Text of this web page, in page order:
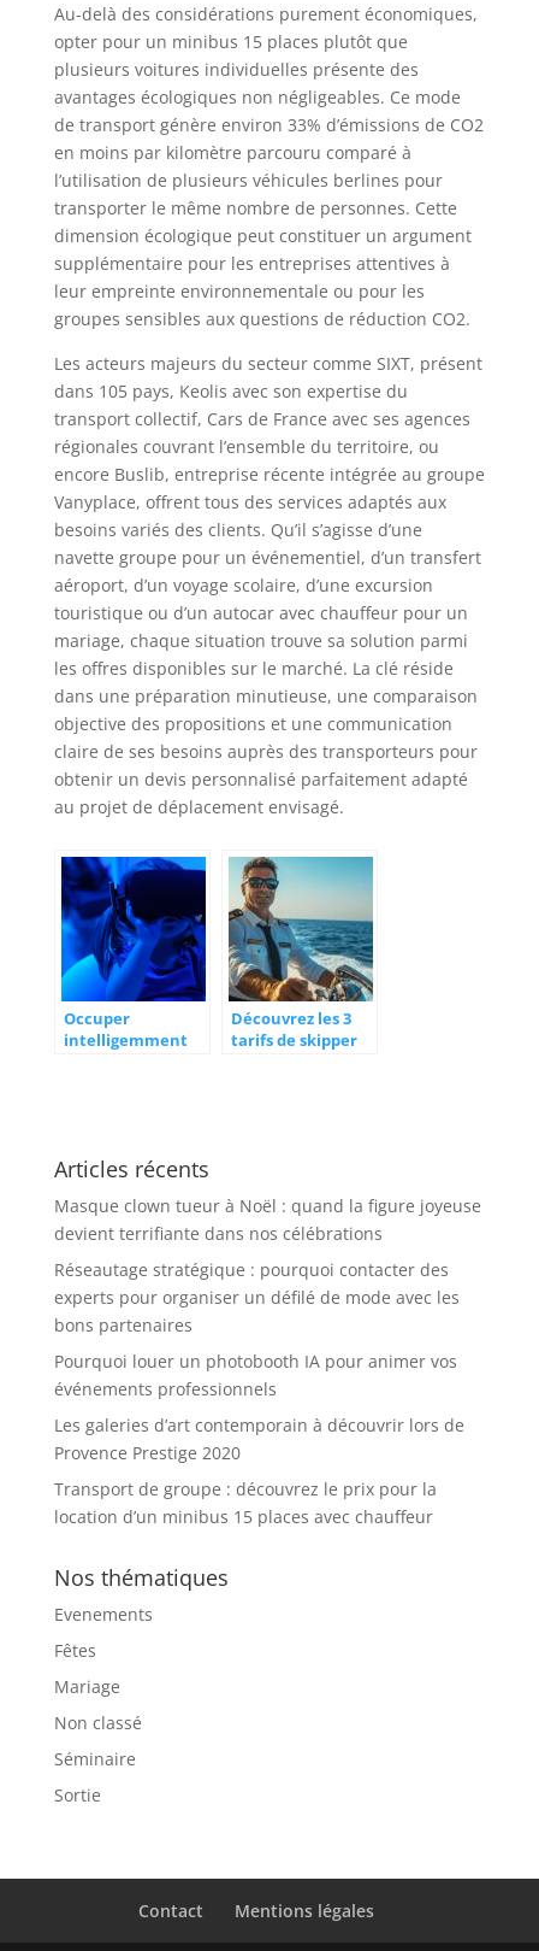
Au-delà des considérations purement économiques,
opter pour un minibus 15 places plutôt que
plusieurs voitures individuelles présente des
avantages écologiques non négligeables. Ce mode
de transport génère environ 33% d’émissions de CO2
en moins par kilomètre parcouru comparé à
l’utilisation de plusieurs véhicules berlines pour
transporter le même nombre de personnes. Cette
dimension écologique peut constituer un argument
supplémentaire pour les entreprises attentives à
leur empreinte environnementale ou pour les
groupes sensibles aux questions de réduction CO2.
Les acteurs majeurs du secteur comme SIXT, présent
dans 105 pays, Keolis avec son expertise du
transport collectif, Cars de France avec ses agences
régionales couvrant l’ensemble du territoire, ou
encore Buslib, entreprise récente intégrée au groupe
Vanyplace, offrent tous des services adaptés aux
besoins variés des clients. Qu’il s’agisse d’une
navette groupe pour un événementiel, d’un transfert
aéroport, d’un voyage scolaire, d’une excursion
touristique ou d’un autocar avec chauffeur pour un
mariage, chaque situation trouve sa solution parmi
les offres disponibles sur le marché. La clé réside
dans une préparation minutieuse, une comparaison
objective des propositions et une communication
claire de ses besoins auprès des transporteurs pour
obtenir un devis personnalisé parfaitement adapté
au projet de déplacement envisagé.
Occuper
intelligemment
Découvrez les 3
tarifs de skipper
Articles récents
Masque clown tueur à Noël : quand la figure joyeuse
devient terrifiante dans nos célébrations
Réseautage stratégique : pourquoi contacter des
experts pour organiser un défilé de mode avec les
bons partenaires
Pourquoi louer un photobooth IA pour animer vos
événements professionnels
Les galeries d’art contemporain à découvrir lors de
Provence Prestige 2020
Transport de groupe : découvrez le prix pour la
location d’un minibus 15 places avec chauffeur
Nos thématiques
Evenements
Fêtes
Mariage
Non classé
Séminaire
Sortie
Contact Mentions légales